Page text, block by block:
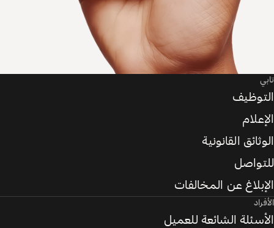
تابي
التوظيف
الإعلام
الوثائق القانونية
للتواصل
الإبلاغ عن المخالفات
الأفراد
الأسئلة الشائعة للعميل